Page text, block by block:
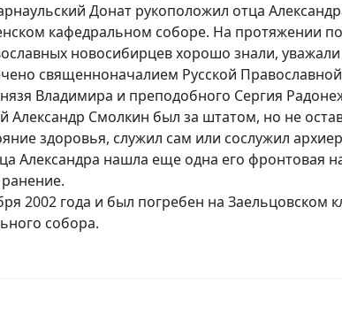
Донат рукоположил отца
кафедральном соборе. На протяжении
новосибирцев хорошо знали,
священноначалием Русской
Владимира и преподобного Сергия
Смолкин был за штатом, но не
здоровья, служил сам или сослужил
Александра нашла еще одна его фронтовая
2002 года и был погребен на
собора.